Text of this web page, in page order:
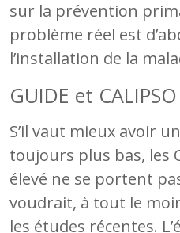
sur la prévention
problème réel est
l’installation de la
GUIDE et CALIPSO
S’il vaut mieux avoir
toujours plus bas, les
élevé ne se portent
voudrait, à tout le
les études récentes.